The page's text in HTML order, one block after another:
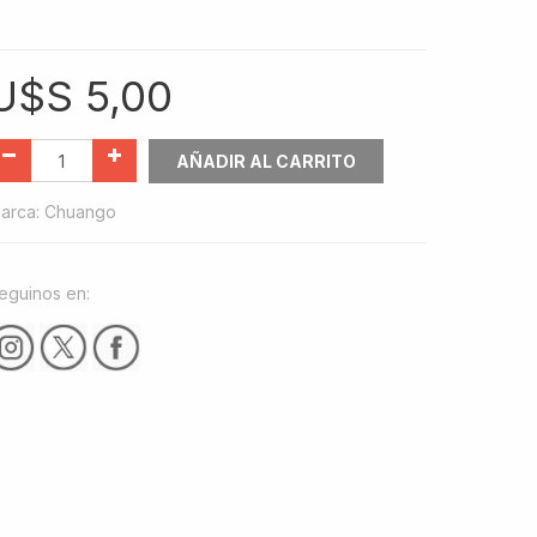
5,00
AÑADIR AL CARRITO
: Chuango
en: